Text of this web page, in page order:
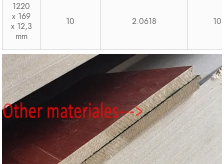
1220
x 169
x 12,3
mm
10 2.0618